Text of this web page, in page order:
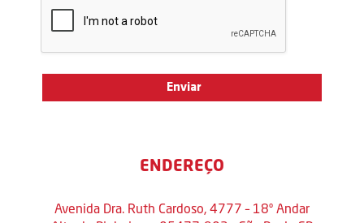
ENDEREÇO
Avenida Dra. Ruth Cardoso, 4777 – 18º Andar